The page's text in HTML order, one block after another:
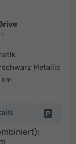
Metallic